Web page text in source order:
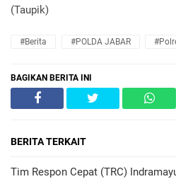
(Taupik)
#Berita #POLDA JABAR
BAGIKAN BERITA INI
BERITA TERKAIT
Tim Respon Cepat (TRC)